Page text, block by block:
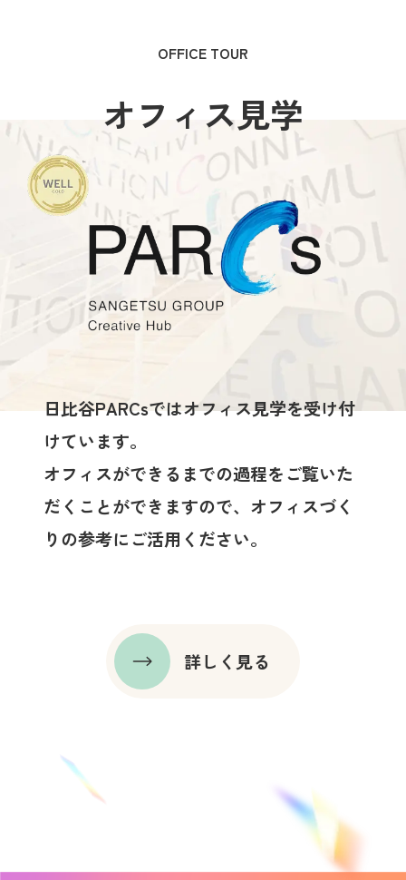
OFFICE TOUR
オフィス見学
日比谷PARCsではオフィス見学を受け付
けています。
オフィスができるまでの過程をご覧いた
だくことができますので、オフィスづく
りの参考にご活用ください。
詳しく見る